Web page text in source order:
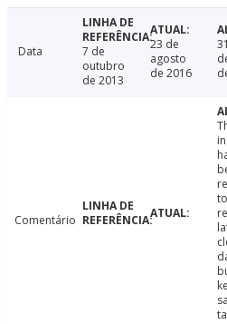
Data
7 de
outubro
de 2013
23 de
agosto
de 2016
Comentário
to